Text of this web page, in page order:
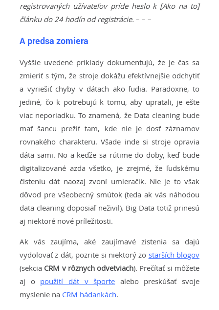
registrovaných užívateľov príde heslo k [Ako na to]
článku do 24 hodín od registrácie. – – –
A predsa zomiera
Vyššie uvedené príklady dokumentujú, že je čas sa
zmieriť s tým, že stroje dokážu efektívnejšie odchytiť
a vyriešiť chyby v dátach ako ľudia. Paradoxne, to
jediné, čo k potrebujú k tomu, aby upratali, je ešte
viac neporiadku. To znamená, že Data cleaning bude
mať šancu prežiť tam, kde nie je dosť záznamov
rovnakého charakteru. Všade inde si stroje opravia
dáta sami. No a keďže sa rútime do doby, keď bude
digitalizované azda všetko, je zrejmé, že ľudskému
čisteniu dát naozaj zvoní umieračik. Nie je to však
dôvod pre všeobecný smútok (teda ak vás náhodou
data cleaning doposiaľ neživil). Big Data totiž prinesú
aj niektoré nové príležitosti.
Ak vás zaujíma, aké zaujímavé zistenia sa dajú
vydolovať z dát, pozrite si niektorý zo starších blogov
(sekcia CRM v rôznych odvetviach). Prečítať si môžete
aj o použití dát v športe alebo preskúšať svoje
myslenie na CRM hádankách.